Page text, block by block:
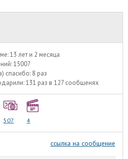
13 лет и 2 месяца
15007
спасибо: 8 раз
131 раз в 127 сообщенях
507 4
ссылка на сообщение